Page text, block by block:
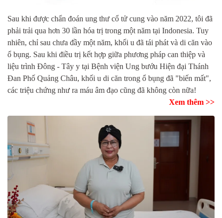
Sau khi được chẩn đoán ung thư cổ tử cung vào năm 2022, tôi đã
phải trải qua hơn 30 lần hóa trị trong một năm tại Indonesia. Tuy
nhiên, chỉ sau chưa đầy một năm, khối u đã tái phát và di căn vào
ổ bụng. Sau khi điều trị kết hợp giữa phương pháp can thiệp và
liệu trình Đông - Tây y tại Bệnh viện Ung bướu Hiện đại Thánh
Đan Phố Quảng Châu, khối u di căn trong ổ bụng đã "biến mất",
các triệu chứng như ra máu âm đạo cũng đã không còn nữa!
Xem thêm >>